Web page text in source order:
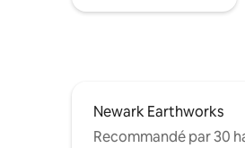
Newark Earthworks
Recommandé par 30